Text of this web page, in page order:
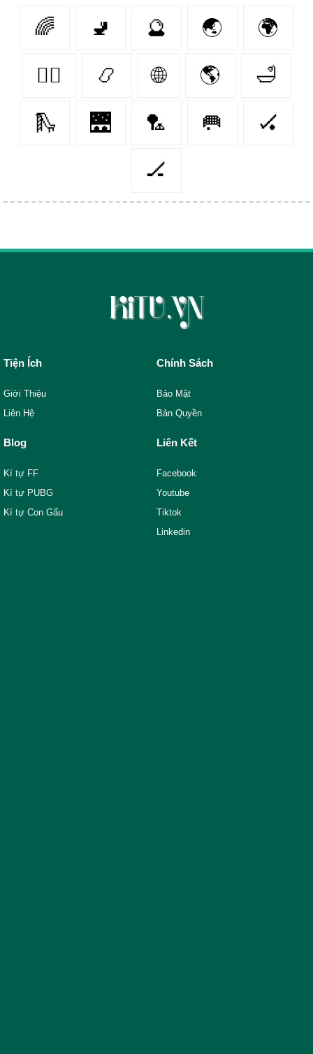
🌈 🚽 🔮 🌏 🌍
🏳️‍🌈 📿 🌐 🌎 🛁
🛝 🌉 🏸 🥅 🏑
🏒
Tiện Ích
Giới Thiệu
Liên Hệ
Chính Sách
Bảo Mật
Bản Quyền
Blog
Kí tự FF
Kí tự PUBG
Kí tự Con Gấu
Liên Kết
Facebook
Youtube
Tiktok
Linkedin